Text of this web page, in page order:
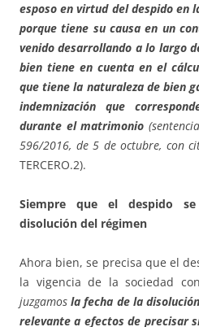
esposo en virtud del despido en
porque tiene su causa en un
venido desarrollando a lo largo
bien tiene en cuenta en el
que tiene la naturaleza de bien
indemnización que
durante el matrimonio
596/2016, de 5 de octubre, con
TERCERO.2).
Siempre que el despido
disolución del régimen
Ahora bien, se precisa que el
la vigencia de la sociedad
juzgamosla fecha de la
relevante a efectos de precisar